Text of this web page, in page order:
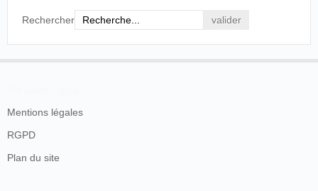
quand Louis commença ses premiers essais, j'appris
à manipuler les films, à laver la pellicule et à la
Les deux frères Doublier, Gabriel et Francis, auraient
même été filmés dans, au moins, la première version de
la
Sortie d'usine
Rechercher
Mentions légales
RGPD
Plan du site